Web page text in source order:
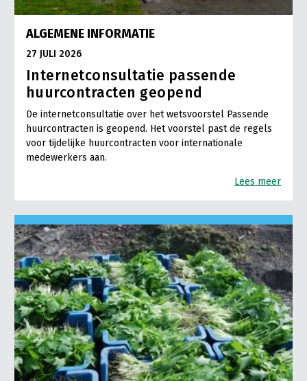
ALGEMENE INFORMATIE
27 JULI 2026
Internetconsultatie passende
huurcontracten geopend
De internetconsultatie over het wetsvoorstel Passende
huurcontracten is geopend. Het voorstel past de regels
voor tijdelijke huurcontracten voor internationale
medewerkers aan.
Lees meer